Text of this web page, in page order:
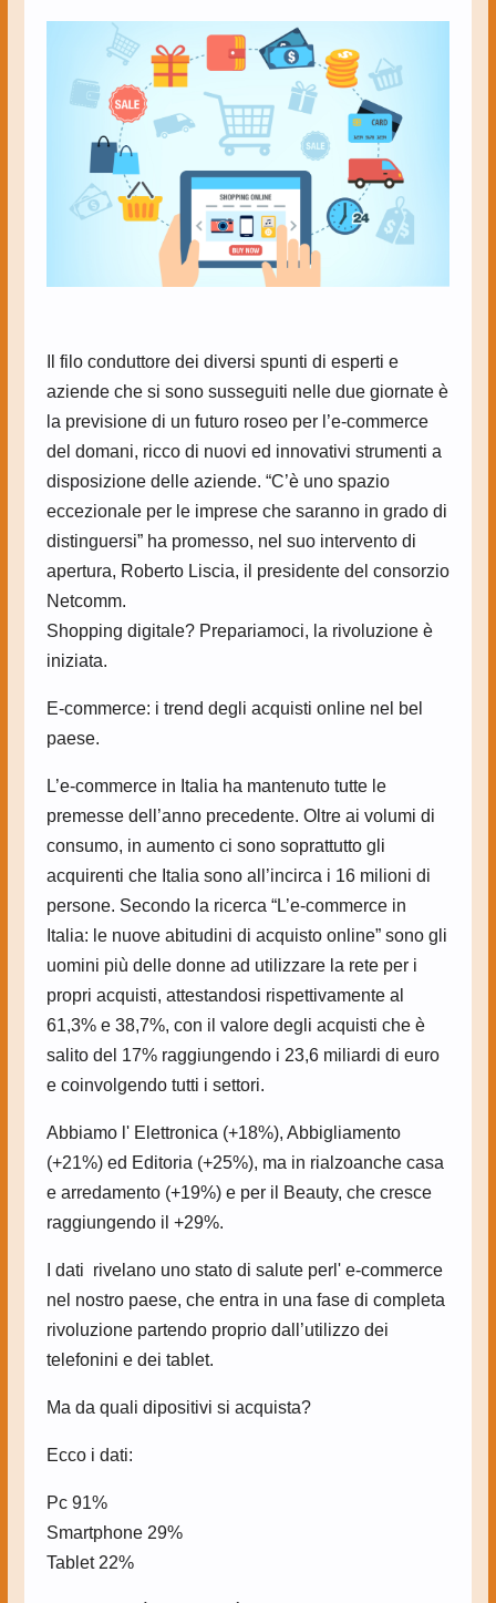
Il filo conduttore dei diversi spunti di esperti e
aziende che si sono susseguiti nelle due giornate è
la previsione di un futuro roseo per l’e-commerce
del domani, ricco di nuovi ed innovativi strumenti a
disposizione delle aziende. “C’è uno spazio
eccezionale per le imprese che saranno in grado di
distinguersi” ha promesso, nel suo intervento di
apertura, Roberto Liscia, il presidente del consorzio
Netcomm.
Shopping digitale? Prepariamoci, la rivoluzione è
iniziata.
E-commerce: i trend degli acquisti online nel bel
paese.
L’e-commerce in Italia ha mantenuto tutte le
premesse dell’anno precedente. Oltre ai volumi di
consumo, in aumento ci sono soprattutto gli
acquirenti che Italia sono all’incirca i 16 milioni di
persone. Secondo la ricerca “L’e-commerce in
Italia: le nuove abitudini di acquisto online” sono gli
uomini più delle donne ad utilizzare la rete per i
propri acquisti, attestandosi rispettivamente al
61,3% e 38,7%, con il valore degli acquisti che è
salito del 17% raggiungendo i 23,6 miliardi di euro
e coinvolgendo tutti i settori.
Abbiamo l' Elettronica (+18%), Abbigliamento
(+21%) ed Editoria (+25%), ma in rialzoanche casa
e arredamento (+19%) e per il Beauty, che cresce
raggiungendo il +29%.
I dati rivelano uno stato di salute perl' e-commerce
nel nostro paese, che entra in una fase di completa
rivoluzione partendo proprio dall’utilizzo dei
telefonini e dei tablet.
Ma da quali dipositivi si acquista?
Ecco i dati:
Pc 91%
Smartphone 29%
Tablet 22%